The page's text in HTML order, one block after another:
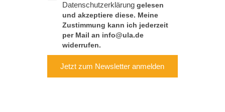
Jetzt zum Newsletter anmelden
Datenschutzerklärung gelesen
und akzeptiere diese. Meine
Zustimmung kann ich jederzeit
per Mail an info@ula.de
widerrufen.